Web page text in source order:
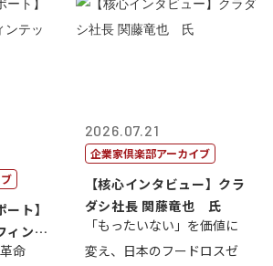
ト】
ィンテ
命
2026.07.21
企業家倶楽部アーカイブ
【核心インタビュー】クラ
ダシ社長 関藤竜也 氏
「もったいない」を価値に
変え、日本のフードロスゼ